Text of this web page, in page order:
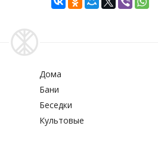
Дома
Бани
Беседки
Культовые